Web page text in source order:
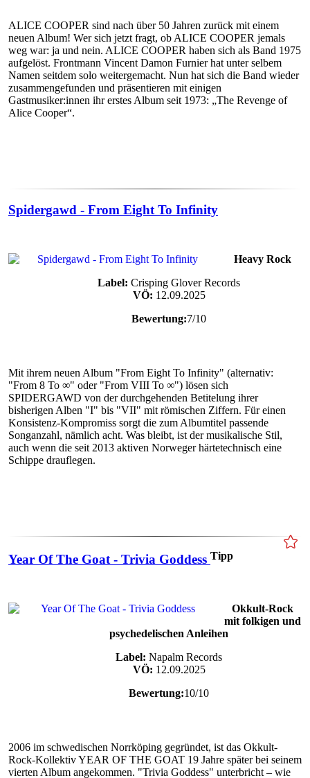
ALICE COOPER sind nach über 50 Jahren zurück mit einem
neuen Album! Wer sich jetzt fragt, ob ALICE COOPER jemals
weg war: ja und nein. ALICE COOPER haben sich als Band 1975
aufgelöst. Frontmann Vincent Damon Furnier hat unter selbem
Namen seitdem solo weitergemacht. Nun hat sich die Band wieder
zusammengefunden und präsentieren mit einigen
Gastmusiker:innen ihr erstes Album seit 1973: „The Revenge of
Alice Cooper“.
Spidergawd - From Eight To Infinity
Heavy Rock
Label: Crisping Glover Records
VÖ: 12.09.2025
Bewertung:7/10
Mit ihrem neuen Album "From Eight To Infinity" (alternativ:
"From 8 To ∞" oder "From VIII To ∞") lösen sich
SPIDERGAWD von der durchgehenden Betitelung ihrer
bisherigen Alben "I" bis "VII" mit römischen Ziffern. Für einen
Konsistenz-Kompromiss sorgt die zum Albumtitel passende
Songanzahl, nämlich acht. Was bleibt, ist der musikalische Stil,
auch wenn die seit 2013 aktiven Norweger härtetechnisch eine
Schippe drauflegen.
Year Of The Goat - Trivia Goddess Tipp
Okkult-Rock
mit folkigen und
psychedelischen Anleihen
Label: Napalm Records
VÖ: 12.09.2025
Bewertung:10/10
2006 im schwedischen Norrköping gegründet, ist das Okkult-
Rock-Kollektiv YEAR OF THE GOAT 19 Jahre später bei seinem
vierten Album angekommen. "Trivia Goddess" unterbricht – wie